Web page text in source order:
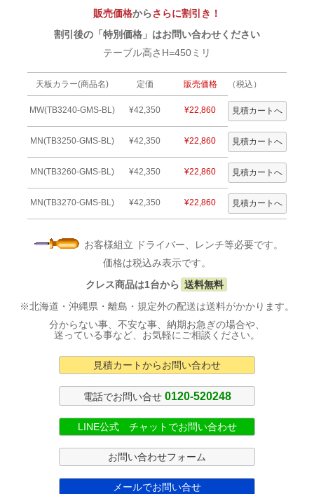
販売価格からさらに割引き！
割引後の「特別価格」はお問い合わせください
テーブル高さH=450ミリ
天板カラー(商品名) 定価 販売価格 （税込）
MW(TB3240-GMS-BL) ¥42,350 ¥22,860
MN(TB3250-GMS-BL) ¥42,350 ¥22,860
MN(TB3260-GMS-BL) ¥42,350 ¥22,860
MN(TB3270-GMS-BL) ¥42,350 ¥22,860
お客様組立 ドライバー、レンチ等必要です。
価格は税込み表示です。
クレス商品は1台から 送料無料
※北海道・沖縄県・離島・規定外の配送は送料がかかります。
分からない事、不安な事、納期お急ぎの場合や、
迷っている事など、お気軽にご相談ください。
見積カートからお問い合わせ
電話でお問い合せ 0120-520248
LINE公式 チャットでお問い合わせ
お問い合わせフォーム
メールでお問い合せ